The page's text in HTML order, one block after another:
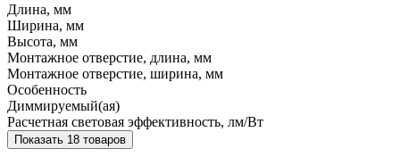
Длина, мм
Ширина, мм
Высота, мм
Монтажное отверстие, длина, мм
Монтажное отверстие, ширина, мм
Особенность
Диммируемый(ая)
Расчетная световая эффективность, лм/Вт
Показать 18 товаров